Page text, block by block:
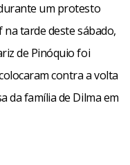
um protesto
tarde deste sábado,
de Pinóquio foi
contra a volta
da família de Dilma em